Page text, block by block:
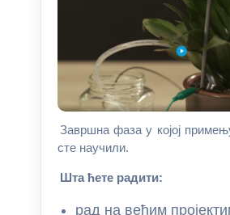
Завршна фаза у којој
сте научили.
Шта ћете радити:
рад на већим